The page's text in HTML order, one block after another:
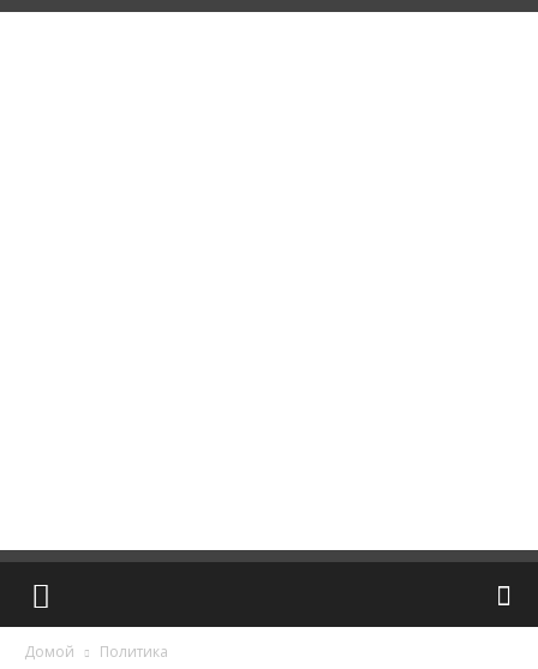
Домой Политика